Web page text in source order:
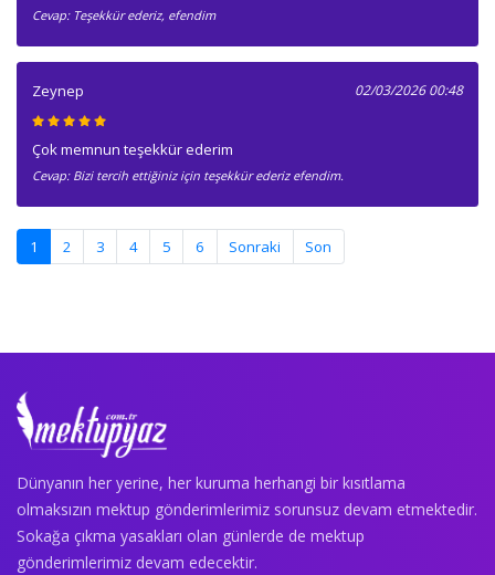
Cevap: Teşekkür ederiz, efendim
Zeynep 02/03/2026 00:48
Çok memnun teşekkür ederim
Cevap: Bizi tercih ettiğiniz için teşekkür ederiz efendim.
1 (current)
2 3 4 5 6 Sonraki Son
Dünyanın her yerine, her kuruma herhangi bir kısıtlama
olmaksızın mektup gönderimlerimiz sorunsuz devam etmektedir.
Sokağa çıkma yasakları olan günlerde de mektup
gönderimlerimiz devam edecektir.